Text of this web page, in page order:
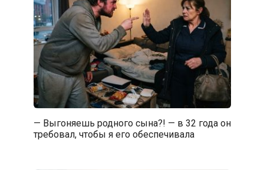
— Выгоняешь родного сына?! — в 32 года он
требовал, чтобы я его обеспечивала